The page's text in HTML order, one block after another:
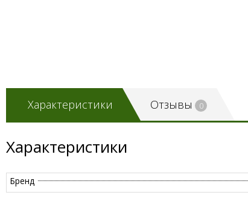
Характеристики Отзывы 0
Характеристики
Бренд